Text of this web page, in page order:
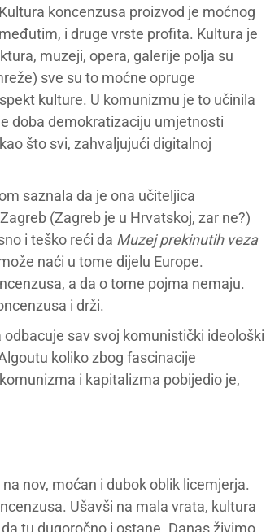
koncenzusa proizvod je moćnog
i druge vrste profita. Kultura je
muzeji, opera, galerije polja su
sve su to moćne opruge
kulture. U komunizmu je to učinila
doba demokratizaciju umjetnosti
što svi, zahvaljujući digitalnoj
saznala da je ona učiteljica
(Zagreb je u Hrvatskoj, zar ne?)
i teško reći da Muzej prekinutih veza
naći u tome dijelu Europe.
a da o tome pojma nemaju.
i drži.
sav svoj komunistički ideološki
koliko zbog fascinacije
i kapitalizma pobijedio je,
nov, moćan i dubok oblik licemjerja.
Ušavši na mala vrata, kultura
tu dugoročno i ostane. Danas živimo